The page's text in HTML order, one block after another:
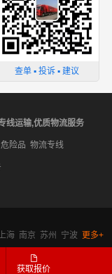
获取报价
查单 ▪ 投诉 ▪ 建议
线运输,优质物流服务
危险品 物流专线
海 南京 苏州 宁波 更多+